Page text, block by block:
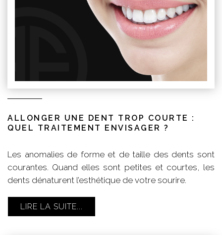
ALLONGER UNE DENT TROP COURTE :
QUEL TRAITEMENT ENVISAGER ?
Les anomalies de forme et de taille des dents sont
courantes. Quand elles sont petites et courtes, les
dents dénaturent l’esthétique de votre sourire.
LIRE LA SUITE...